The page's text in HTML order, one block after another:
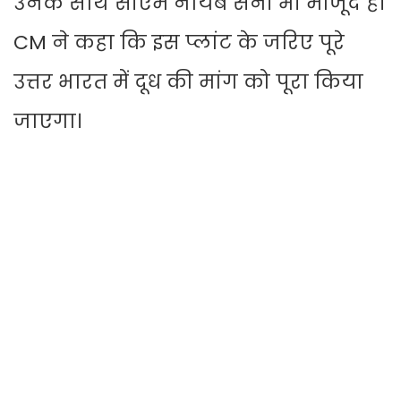
CM ने कहा कि इस प्लांट के जरिए पूरे
उत्तर भारत में दूध की मांग को पूरा किया
जाएगा।